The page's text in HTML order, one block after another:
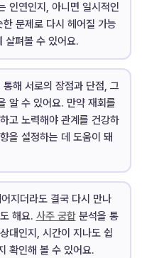
인연인지, 아니면 일시적인
문제로 다시 헤어질 가능
살펴볼 수 있어요.
해 서로의 장점과 단점, 그
알 수 있어요. 만약 재회를
고 노력해야 관계를 건강하
을 설정하는 데 도움이 돼
지더라도 결국 다시 만나
해요. 사주 궁합분석을 통
대인지, 시간이 지나도 쉽
확인해 볼 수 있어요.